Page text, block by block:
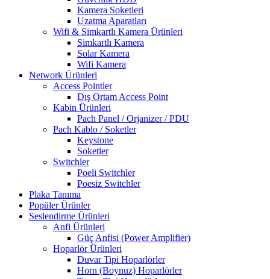
Kamera Soketleri
Uzatma Aparatları
Wifi & Simkartlı Kamera Ürünleri
Simkartlı Kamera
Solar Kamera
Wifi Kamera
Network Ürünleri
Access Pointler
Dış Ortam Access Point
Kabin Ürünleri
Pach Panel / Orjanizer / PDU
Pach Kablo / Soketler
Keystone
Soketler
Switchler
Poeli Switchler
Poesiz Switchler
Plaka Tanıma
Popüler Ürünler
Seslendirme Ürünleri
Anfi Ürünleri
Güç Anfisi (Power Amplifier)
Hoparlör Ürünleri
Duvar Tipi Hoparlörler
Horn (Boynuz) Hoparlörler